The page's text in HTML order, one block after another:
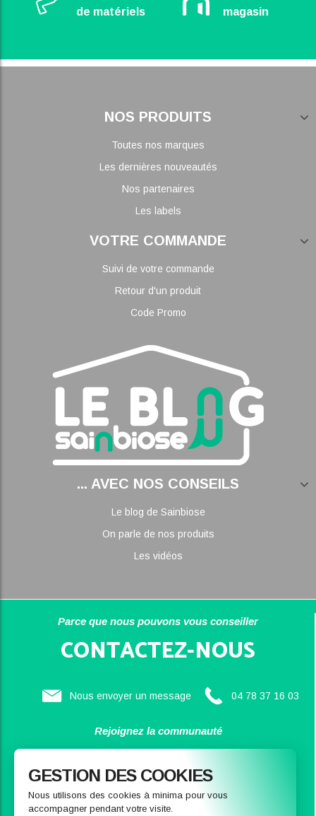
de matériels
magasin
NOS PRODUITS
Toutes nos marques
Les dernières nouveautés
Nos partenaires
Les labels
VOTRE COMMANDE
Suivi de votre commande
Retour d'un produit
Code Promo
... AVEC NOS CONSEILS
Le blog de Sainbiose
On parle de nos produits
Les vidéos
Parce que nous pouvons vous conseiller
CONTACTEZ-NOUS
Nous envoyer un message 04 78 37 16 03
Rejoignez la communauté
SAINBIOSE
GESTION DES COOKIES
Nous utilisons des cookies à minima pour vous
accompagner pendant votre visite.